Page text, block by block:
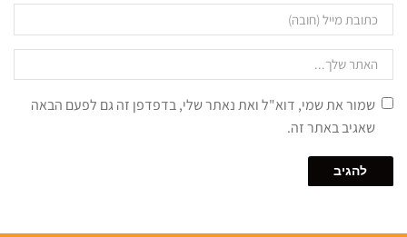
שמור את שמי, דוא"ל ואת נאתר שלי, בדפדפן זה גם לפעם הבאה
שאגיב באתר זה.